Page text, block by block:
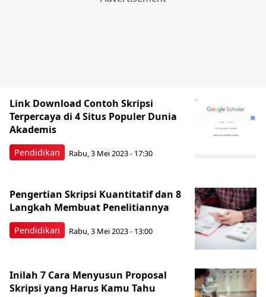
Pendidikan
Link Download Contoh Skripsi
Terpercaya di 4 Situs Populer Dunia
Akademis
Rabu, 3 Mei 2023 - 17:30
Pendidikan
Pengertian Skripsi Kuantitatif dan 8
Langkah Membuat Penelitiannya
Rabu, 3 Mei 2023 - 13:00
Inilah 7 Cara Menyusun Proposal
Skripsi yang Harus Kamu Tahu